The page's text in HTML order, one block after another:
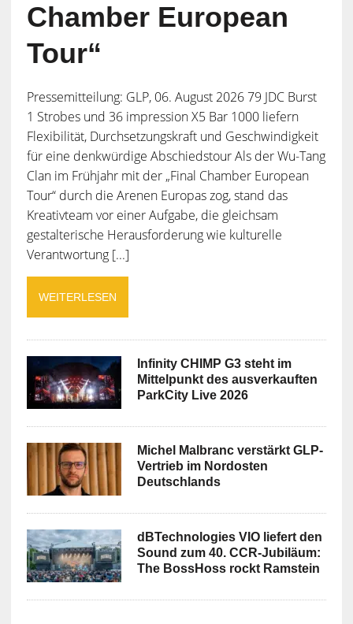
Chamber European
Tour“
Pressemitteilung: GLP, 06. August 2026 79 JDC Burst
1 Strobes und 36 impression X5 Bar 1000 liefern
Flexibilität, Durchsetzungskraft und Geschwindigkeit
für eine denkwürdige Abschiedstour Als der Wu-Tang
Clan im Frühjahr mit der „Final Chamber European
Tour“ durch die Arenen Europas zog, stand das
Kreativteam vor einer Aufgabe, die gleichsam
gestalterische Herausforderung wie kulturelle
Verantwortung [...]
WEITERLESEN
Infinity CHIMP G3 steht im
Mittelpunkt des ausverkauften
ParkCity Live 2026
Michel Malbranc verstärkt GLP-
Vertrieb im Nordosten
Deutschlands
dBTechnologies VIO liefert den
Sound zum 40. CCR-Jubiläum:
The BossHoss rockt Ramstein